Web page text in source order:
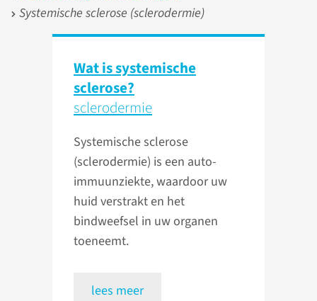
Systemische sclerose (sclerodermie)
Wat is systemische
sclerose?
sclerodermie
Systemische sclerose
(sclerodermie) is een auto-
immuunziekte, waardoor uw
huid verstrakt en het
bindweefsel in uw organen
toeneemt.
lees meer